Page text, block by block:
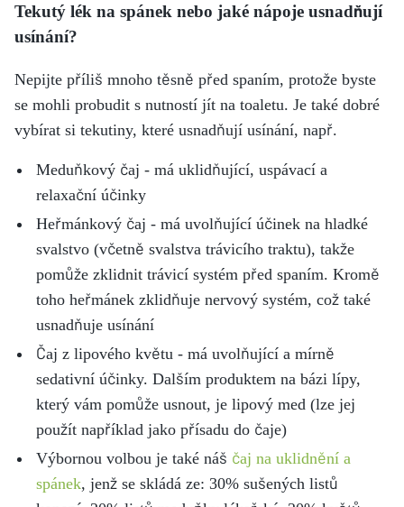
Tekutý lék na spánek nebo jaké nápoje usnadňují
usínání?
Nepijte příliš mnoho těsně před spaním, protože byste
se mohli probudit s nutností jít na toaletu. Je také dobré
vybírat si tekutiny, které usnadňují usínání, např.
Meduňkový čaj - má uklidňující, uspávací a
relaxační účinky
Heřmánkový čaj - má uvolňující účinek na hladké
svalstvo (včetně svalstva trávicího traktu), takže
pomůže zklidnit trávicí systém před spaním. Kromě
toho heřmánek zklidňuje nervový systém, což také
usnadňuje usínání
Čaj z lipového květu - má uvolňující a mírně
sedativní účinky. Dalším produktem na bázi lípy,
který vám pomůže usnout, je lipový med (lze jej
použít například jako přísadu do čaje)
Výbornou volbou je také náš čaj na uklidnění a
spánek, jenž se skládá ze: 30% sušených listů